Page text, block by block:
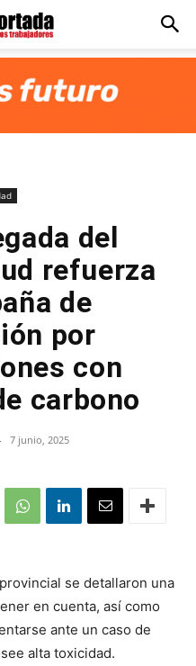
del
refuerza
de
por
con
carbono
7 junio, 2025
se detallaron una
en cuenta, así como
ante un caso de
alta toxicidad.